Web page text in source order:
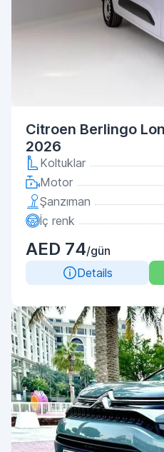
Citroen Berlingo
2026
Koltuklar
Motor
Şanzıman
İç renk
AED 74/gün
Details